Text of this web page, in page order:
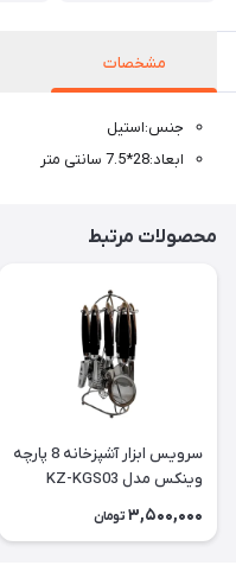
مشخصات
جنس:استیل
ابعاد:28*7.5 سانتی متر
محصولات مرتبط
سرویس ابزار آشپزخانه 8 پارچه
وینکس مدل KZ-KGS03
3,500,000 تومان